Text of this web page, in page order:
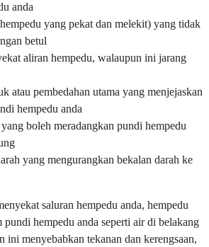
anda
yang pekat dan melekit) yang tidak
betul
aliran hempedu, walaupun ini jarang
atau pembedahan utama yang menjejaskan
hempedu anda
boleh meradangkan pundi hempedu
yang mengurangkan bekalan darah ke
saluran hempedu anda, hempedu
hempedu anda seperti air di belakang
ini menyebabkan tekanan dan kerengsaan,